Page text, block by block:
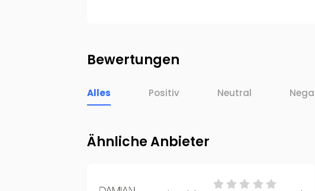
Bewertungen
Alles Positiv Neutral
Ähnliche Anbieter